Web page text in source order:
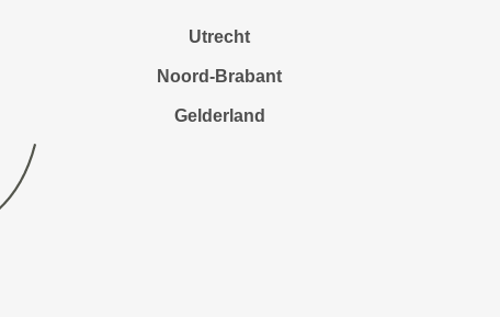
Utrecht
Noord-Brabant
Gelderland